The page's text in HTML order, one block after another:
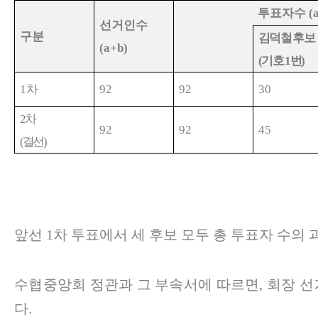
구분
선거인수
(a+b)
투표자수
김덕철 후보
(기호1 번)
1차 92 92 30
2차
(결선)
92 92 45
앞선 1 차 투표에서 세 후보 모두 총 투표자 수의
수협중앙회 정관과 그 부속서에 따르면, 회장
다